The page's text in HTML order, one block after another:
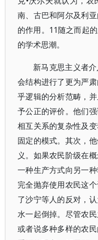
南、古巴和阿尔及利
的作用。11随之而起
的学术思潮。
新马克思主义者
会结构进行了更为严
乎逻辑的分析范畴，
予公正的评价。他们
相互关系的复杂性及
固定的模式。其次，
义。如果农民阶级在
一种生产方式向另一
完全抛弃使用农民这
了沙宁等人的反对，
水一起倒掉。尽管农
或者说多种多样的农